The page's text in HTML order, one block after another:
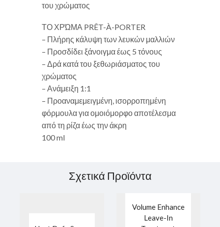
του χρώματος
ΤΟ ΧΡΏΜΑ PRÊT-À-PORTER
– Πλήρης κάλυψη των λευκών μαλλιών
– Προσδίδει ξάνοιγμα έως 5 τόνους
– Δρά κατά του ξεθωριάσματος του
χρώματος
– Ανάμειξη 1:1
– Προαναμεμειγμένη, ισορροπημένη
φόρμουλα για ομοιόμορφο αποτέλεσμα
από τη ρίζα έως την άκρη
100 ml
Σχετικά Προϊόντα
Volume Enhance
Leave-In